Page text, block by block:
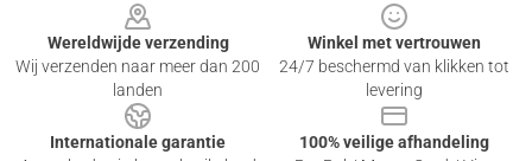
Wereldwijde verzending
Wij verzenden naar meer dan 200
landen
Winkel met vertrouwen
24/7 beschermd van klikken tot
levering
Internationale garantie
100% veilige afhandeling